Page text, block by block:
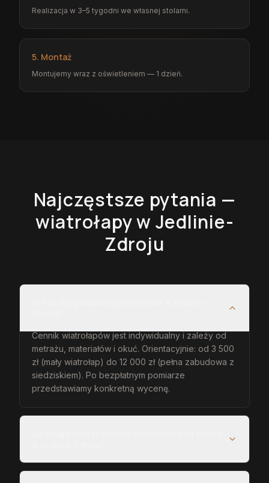
Realizacja w 3–5 tygodni we własnej stolarni.
5. Montaż
Montujemy wraz z oświetleniem — 1 dzień.
Najczęstsze pytania —
wiatrołapyw Jedlinie-
Zdroju
Cennik wiatrołapów jest indywidualny i zależy od
metrażu, materiałów i okuć. Orientacyjnie: od 3 500
zł (mały wiatrołap) do 12 000 zł (pełna zabudowa z
siedziskiem). Po bezpłatnym pomiarze
przedstawiamy konkretną wycenę.